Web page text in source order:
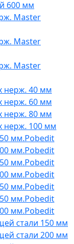
600 мм
Master
Master
Master
нерж. 40 мм
нерж. 60 мм
нерж. 80 мм
нерж. 100 мм
мм.Pobedit
мм.Pobedit
мм.Pobedit
мм.Pobedit
мм.Pobedit
мм.Pobedit
мм.Pobedit
стали 150 мм
стали 200 мм